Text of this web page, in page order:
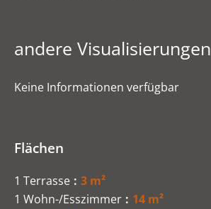
andere Visualisierungen
Keine Informationen verfügbar
Flächen
1 Terrasse
3 m²
1 Wohn-/Esszimmer
14 m²